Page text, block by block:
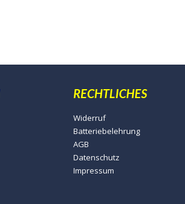
RECHTLICHES
Widerruf
Batteriebelehrung
AGB
Datenschutz
Impressum